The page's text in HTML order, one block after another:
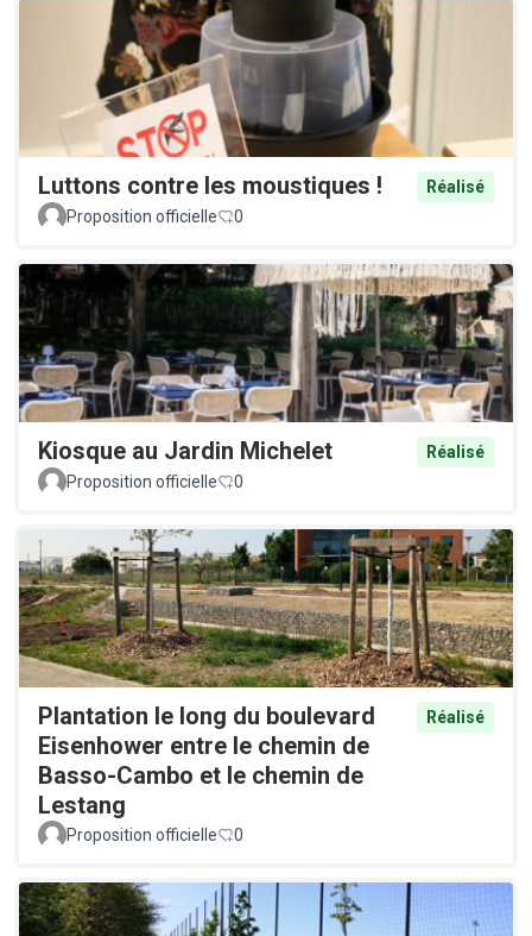
Luttons contre les moustiques !
Réalisé
Proposition officielle
0
Kiosque au Jardin Michelet
Réalisé
Proposition officielle
0
Plantation le long du boulevard
Eisenhower entre le chemin de
Basso-Cambo et le chemin de
Lestang
Réalisé
Proposition officielle 0